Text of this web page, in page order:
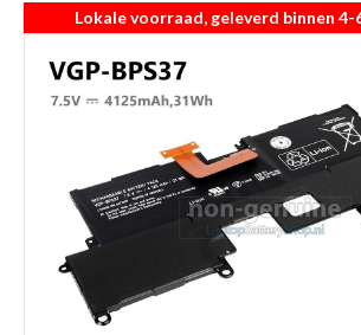
Lokale voorraad, geleverd binnen 4-